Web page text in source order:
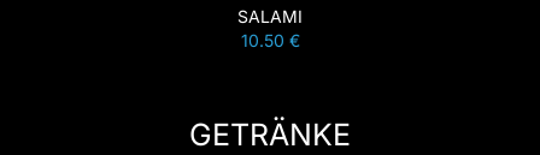
SALAMI
10.50 €
GETRÄNKE